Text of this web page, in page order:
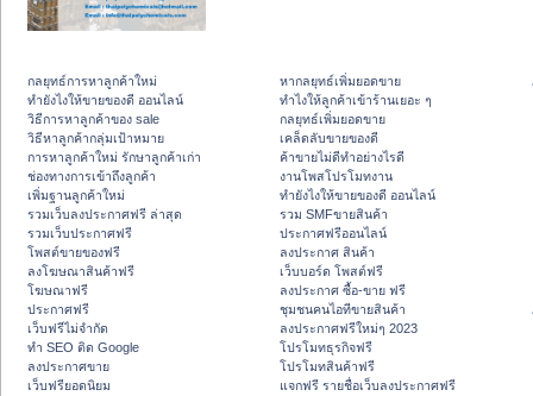
กลยุทธ์การหาลูกค้าใหม่
ทํายังไงให้ขายของดี ออนไลน์
วิธีการหาลูกค้าของ sale
วิธีหาลูกค้ากลุ่มเป้าหมาย
การหาลูกค้าใหม่ รักษาลูกค้าเก่า
ช่องทางการเข้าถึงลูกค้า
เพิ่มฐานลูกค้าใหม่
รวมเว็บลงประกาศฟรี ล่าสุด
รวมเว็บประกาศฟรี
โพสต์ขายของฟรี
ลงโฆษณาสินค้าฟรี
โฆษณาฟรี
ประกาศฟรี
เว็บฟรีไม่จำกัด
ทำ SEO ติด Google
ลงประกาศขาย
เว็บฟรียอดนิยม
หากลยุทธ์เพิ่มยอดขาย
ทําไงให้ลูกค้าเข้าร้านเยอะ ๆ
กลยุทธ์เพิ่มยอดขาย
เคล็ดลับขายของดี
ค้าขายไม่ดีทำอย่างไรดี
งานโพสโปรโมทงาน
ทํายังไงให้ขายของดี ออนไลน์
รวม SMFขายสินค้า
ประกาศฟรีออนไลน์
ลงประกาศ สินค้า
เว็บบอร์ด โพสต์ฟรี
ลงประกาศ ซื้อ-ขาย ฟรี
ชุมชนคนไอทีขายสินค้า
ลงประกาศฟรีใหม่ๆ 2023
โปรโมทธุรกิจฟรี
โปรโมทสินค้าฟรี
แจกฟรี รายชื่อเว็บลงประกาศฟรี